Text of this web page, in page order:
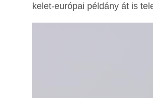
kelet-európai példány át is